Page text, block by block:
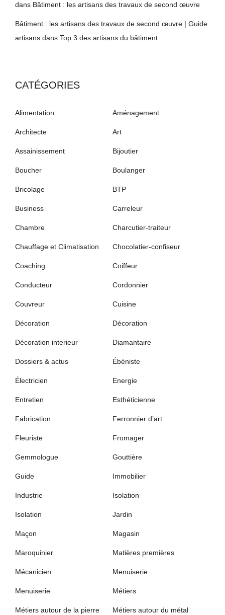
dans Bâtiment : les artisans des travaux de second œuvre
Bâtiment : les artisans des travaux de second œuvre | Guide
artisans dans Top 3 des artisans du bâtiment
CATÉGORIES
Alimentation Aménagement
Architecte Art
Assainissement Bijoutier
Boucher Boulanger
Bricolage BTP
Business Carreleur
Chambre Charcutier-traiteur
Chauffage et Climatisation Chocolatier-confiseur
Coaching Coiffeur
Conducteur Cordonnier
Couvreur Cuisine
Décoration Décoration
Décoration interieur Diamantaire
Dossiers & actus Ébéniste
Électricien Energie
Entretien Esthéticienne
Fabrication Ferronnier d’art
Fleuriste Fromager
Gemmologue Gouttière
Guide Immobilier
Industrie Isolation
Isolation Jardin
Maçon Magasin
Maroquinier Matières premières
Mécanicien Menuiserie
Menuiserie Métiers
Métiers autour de la pierre Métiers autour du métal